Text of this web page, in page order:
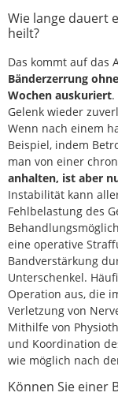
Wie lange dauert
heilt?
Das kommt auf das
Bänderzerrung
Wochen auskuriert.
Gelenk wieder
Wenn nach einem
Beispiel, indem
man von einer
anhalten, ist aber
Instabilität kann
Fehlbelastung des
eine operative
Bandverstärkung
Unterschenkel.
Operation aus, die
Verletzung von
Mithilfe von
und Koordination
wie möglich nach
Können Sie einer